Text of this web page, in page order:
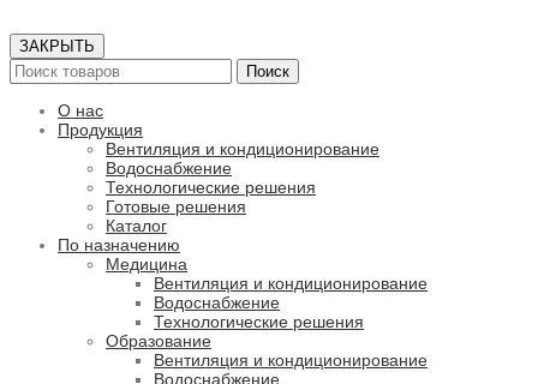
ЗАКРЫТЬ
Поиск
О нас
Продукция
Вентиляция и кондиционирование
Водоснабжение
Технологические решения
Готовые решения
Каталог
По назначению
Медицина
Вентиляция и кондиционирование
Водоснабжение
Технологические решения
Образование
Вентиляция и кондиционирование
Водоснабжение